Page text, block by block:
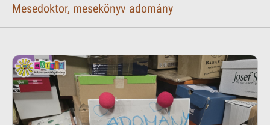
Mesedoktor, mesekönyv adomány